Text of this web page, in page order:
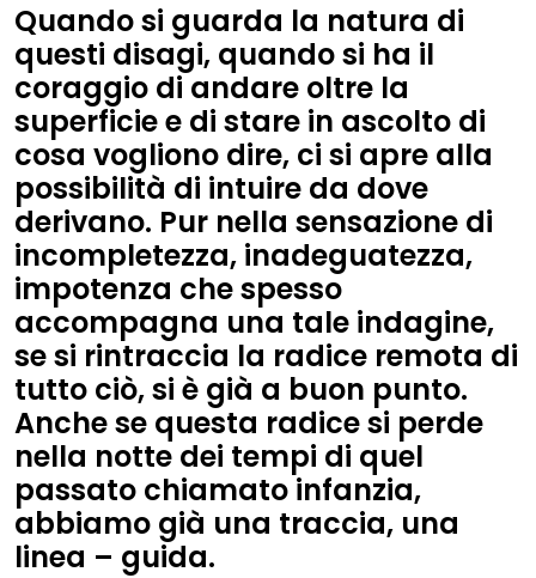
Quando si guarda la natura di
questi disagi, quando si ha il
coraggio di andare oltre la
superficie e di stare in ascolto di
cosa vogliono dire, ci si apre alla
possibilità di intuire da dove
derivano. Pur nella sensazione di
incompletezza, inadeguatezza,
impotenza che spesso
accompagna una tale indagine,
se si rintraccia la radice remota di
tutto ciò, si è già a buon punto.
Anche se questa radice si perde
nella notte dei tempi di quel
passato chiamato infanzia,
abbiamo già una traccia, una
linea – guida.